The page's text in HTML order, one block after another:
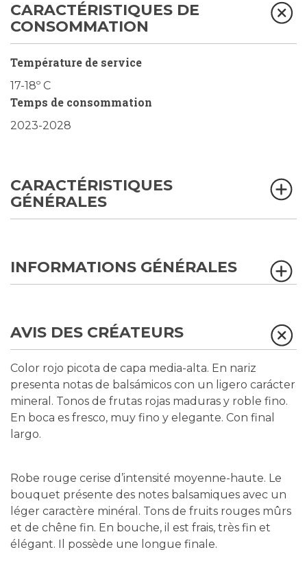
CARACTÉRISTIQUES DE
CONSOMMATION
Température de service
17-18º C
Temps de consommation
2023-2028
CARACTÉRISTIQUES
GÉNÉRALES
INFORMATIONS GÉNÉRALES
AVIS DES CRÉATEURS
Color rojo picota de capa media-alta. En nariz
presenta notas de balsámicos con un ligero carácter
mineral. Tonos de frutas rojas maduras y roble fino.
En boca es fresco, muy fino y elegante. Con final
largo.
Robe rouge cerise d’intensité moyenne-haute. Le
bouquet présente des notes balsamiques avec un
léger caractère minéral. Tons de fruits rouges mûrs
et de chêne fin. En bouche, il est frais, très fin et
élégant. Il possède une longue finale.